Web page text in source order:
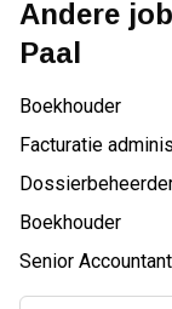
Andere
Paal
Boekhouder
Facturatie
Boekhouder
Senior Accountant